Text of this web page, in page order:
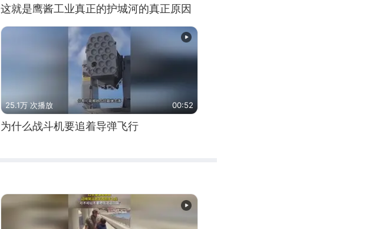
这就是鹰酱工业真正的护城河的真正原因
25.1万 次播放 00:52
为什么战斗机要追着导弹飞行